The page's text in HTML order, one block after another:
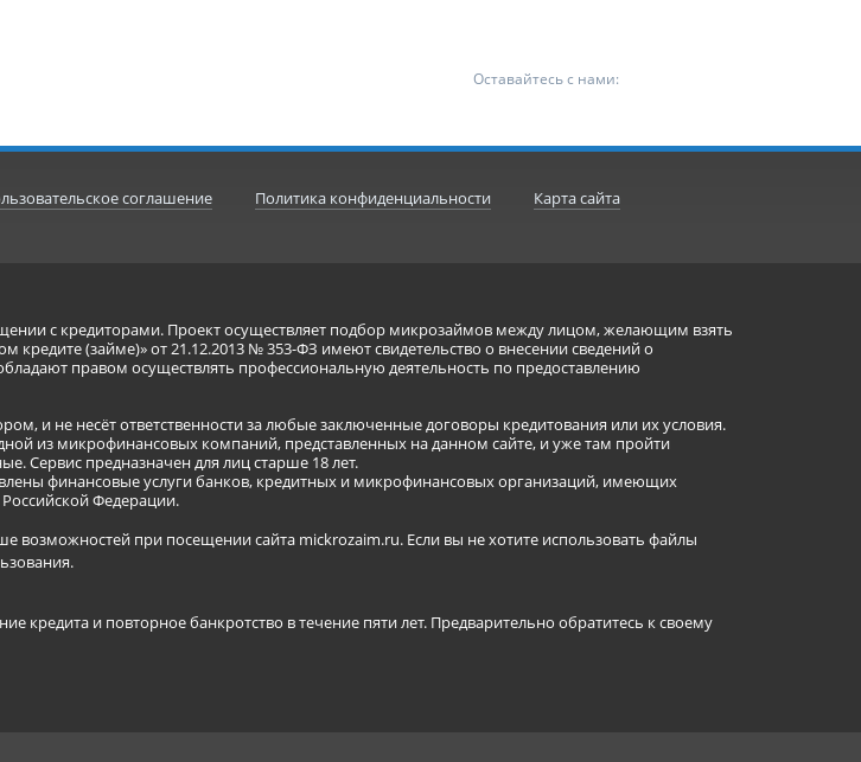
Оставайтесь с нами:
соглашение Политика конфиденциальности Карта сайта
с кредиторами. Проект осуществляет подбор микрозаймов между лицом, желающим взять
(займе)» от 21.12.2013 № 353-ФЗ имеют свидетельство о внесении сведений о
правом осуществлять профессиональную деятельность по предоставлению
и не несёт ответственности за любые заключенные договоры кредитования или их условия.
из микрофинансовых компаний, представленных на данном сайте, и уже там пройти
Сервис предназначен для лиц старше 18 лет.
финансовые услуги банков, кредитных и микрофинансовых организаций, имеющих
Федерации.
при посещении сайта mickrozaim.ru. Если вы не хотите использовать файлы
.
кредита и повторное банкротство в течение пяти лет. Предварительно обратитесь к своему